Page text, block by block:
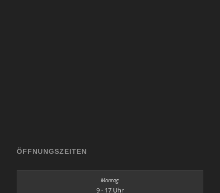
ÖFFNUNGSZEITEN
9 - 17 Uhr